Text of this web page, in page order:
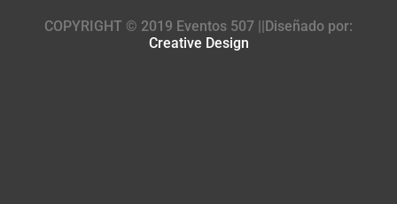
COPYRIGHT © 2019 Eventos 507 ||Diseñado por:
Creative Design